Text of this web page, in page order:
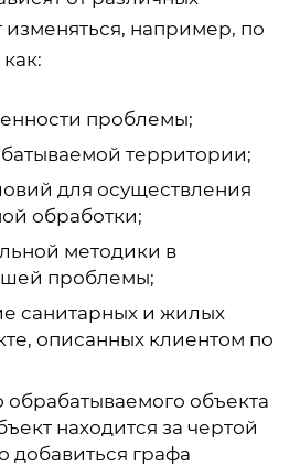
изменяться, например, по
проблемы;
территории;
для осуществления
обработки;
методики в
проблемы;
санитарных и жилых
описанных клиентом по
обрабатываемого объекта
находится за чертой
добавиться графа